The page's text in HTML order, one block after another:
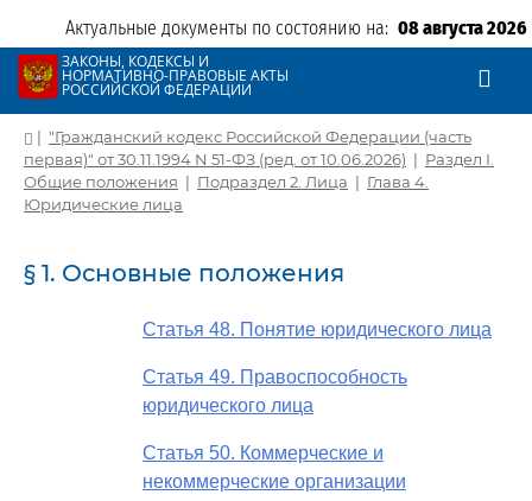
Актуальные документы по состоянию на: 08 августа 2026
ЗАКОНЫ, КОДЕКСЫ И
НОРМАТИВНО-ПРАВОВЫЕ АКТЫ
РОССИЙСКОЙ ФЕДЕРАЦИИ
| "Гражданский кодекс Российской Федерации (часть
первая)" от 30.11.1994 N 51-ФЗ (ред. от 10.06.2026) | Раздел I.
Общие положения | Подраздел 2. Лица | Глава 4.
Юридические лица
§ 1. Основные положения
Статья 48. Понятие юридического лица
Статья 49. Правоспособность
юридического лица
Статья 50. Коммерческие и
некоммерческие организации